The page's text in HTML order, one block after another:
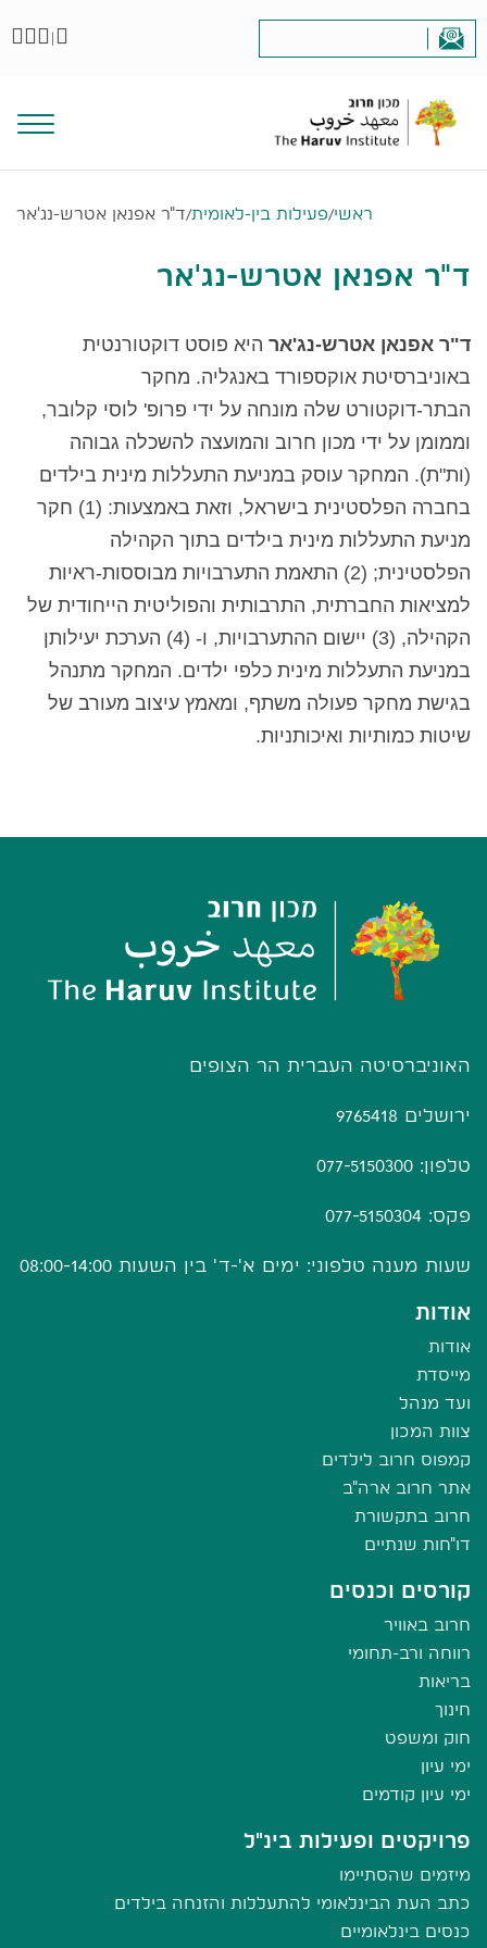
|
ראשי/פעילות בין-לאומית/ד"ר אפנאן אטרש-נג'אר
ד"ר אפנאן אטרש-נג'אר
ד"ר אפנאן אטרש-נג'אר היא פוסט דוקטורנטית
באוניברסיטת אוקספורד באנגליה. מחקר
הבתר-דוקטורט שלה מונחה על ידי פרופ' לוסי קלובר,
וממומן על ידי מכון חרוב והמועצה להשכלה גבוהה
(ות"ת). המחקר עוסק במניעת התעללות מינית בילדים
בחברה הפלסטינית בישראל, וזאת באמצעות: (1) חקר
מניעת התעללות מינית בילדים בתוך הקהילה
הפלסטינית; (2) התאמת התערבויות מבוססות-ראיות
למציאות החברתית, התרבותית והפוליטית הייחודית של
הקהילה, (3) יישום ההתערבויות, ו- (4) הערכת יעילותן
במניעת התעללות מינית כלפי ילדים. המחקר מתנהל
בגישת מחקר פעולה משתף, ומאמץ עיצוב מעורב של
שיטות כמותיות ואיכותניות.
האוניברסיטה העברית הר הצופים
ירושלים 9765418
טלפון: 077-5150300
פקס: 077-5150304
שעות מענה טלפוני: ימים א'-ד' בין השעות 08:00-14:00
אודות
אודות
מייסדת
ועד מנהל
צוות המכון
קמפוס חרוב לילדים
אתר חרוב ארה"ב
חרוב בתקשורת
דו"חות שנתיים
קורסים וכנסים
חרוב באוויר
רווחה ורב-תחומי
בריאות
חינוך
חוק ומשפט
ימי עיון
ימי עיון קודמים
פרויקטים ופעילות בינ"ל
מיזמים שהסתיימו
כתב העת הבינלאומי להתעללות והזנחה בילדים
כנסים בינלאומיים